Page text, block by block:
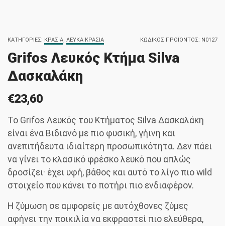
ΚΩΔΙΚΌΣ ΠΡΟΪΌΝΤΟΣ: N0127
ΚΑΤΗΓΟΡΊΕΣ: ΚΡΑΣΙΆ, ΛΕΥΚΆ ΚΡΑΣΙΆ
Grifos Λευκός Κτήμα Silva
Δασκαλάκη
€23,60
Το Grifos Λευκός του Κτήματος Silva Δασκαλάκη
είναι ένα Βιδιανό με πιο φυσική, γήινη και
ανεπιτήδευτα ιδιαίτερη προσωπικότητα. Δεν πάει
να γίνει το κλασικό φρέσκο λευκό που απλώς
δροσίζει· έχει υφή, βάθος και αυτό το λίγο πιο wild
στοιχείο που κάνει το ποτήρι πιο ενδιαφέρον.
Η ζύμωση σε αμφορείς με αυτόχθονες ζύμες
αφήνει την ποικιλία να εκφραστεί πιο ελεύθερα,